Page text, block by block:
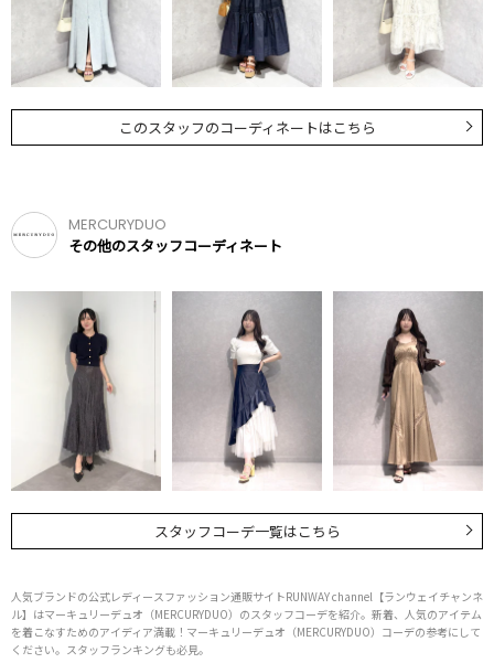
このスタッフのコーディネートはこちら
MERCURYDUO
その他のスタッフコーディネート
スタッフコーデ一覧はこちら
人気ブランドの公式レディースファッション通販サイトRUNWAY channel【ランウェイチャンネ
ル】はマーキュリーデュオ（MERCURYDUO）のスタッフコーデを紹介。新着、人気のアイテム
を着こなすためのアイディア満載！マーキュリーデュオ（MERCURYDUO）コーデの参考にして
ください。スタッフランキングも必見。